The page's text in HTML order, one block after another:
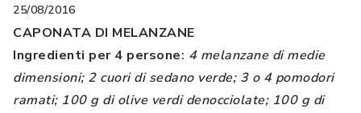
25/08/2016
CAPONATA DI MELANZANE
Ingredienti per 4 persone: 4 melanzane di medie
dimensioni; 2 cuori di sedano verde; 3 o 4 pomodori
ramati; 100 g di olive verdi denocciolate; 100 g di